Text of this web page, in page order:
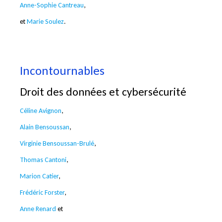
Incontournables
Droit des données et cybersécurité
Céline Avignon,
Alain Bensoussan,
Virginie Bensoussan-Brulé,
Thomas Cantoni,
Marion Catier,
Frédéric Forster,
Anne Renard et
Anne-Sophie Cantreau,
etMarie Soulez.